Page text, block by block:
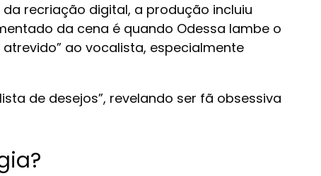
recriação digital, a produção incluiu
da cena é quando Odessa lambe o
ao vocalista, especialmente
de desejos”, revelando ser fã obsessiva